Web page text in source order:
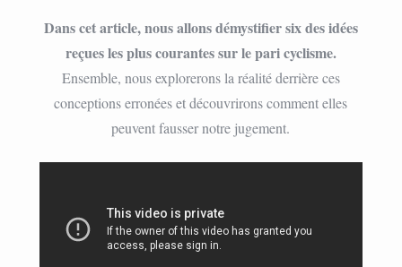
idées
reçues
sur
le
cyclisme
démystifiées
Dans cet article, nous allons démystifier six des idées
reçues les plus courantes sur le pari cyclisme.
Ensemble, nous explorerons la réalité derrière ces
conceptions erronées et découvrirons comment elles
peuvent fausser notre jugement.